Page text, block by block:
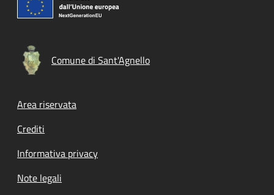
Comune di Sant'Agnello
Footer menu
Area riservata
Crediti
Informativa privacy
Note legali